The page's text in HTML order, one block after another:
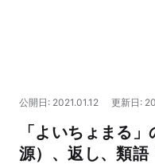
マネー
公開日: 2021.01.12 更新日:
「よいちょまる
源）、返し、類語